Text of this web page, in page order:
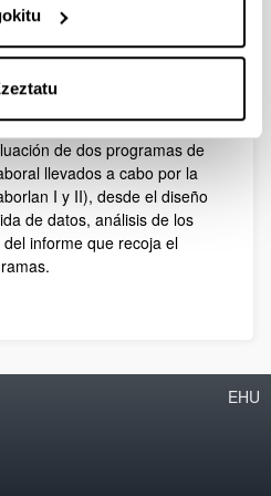
de dos programas de
llevados a cabo por la
I y II), desde el diseño
de datos, análisis de los
informe que recoja el
EHU